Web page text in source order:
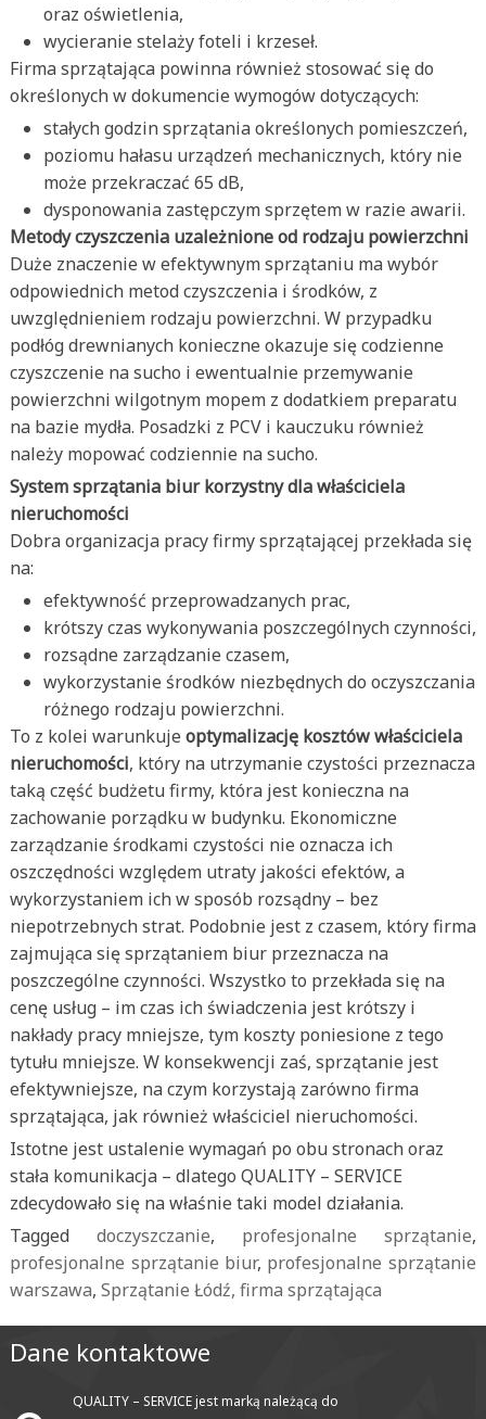
oraz oświetlenia,
wycieranie stelaży foteli i krzeseł.
Firma sprzątająca powinna również stosować się do
określonych w dokumencie wymogów dotyczących:
stałych godzin sprzątania określonych pomieszczeń,
poziomu hałasu urządzeń mechanicznych, który nie
może przekraczać 65 dB,
dysponowania zastępczym sprzętem w razie awarii.
Metody czyszczenia uzależnione od rodzaju powierzchni
Duże znaczenie w efektywnym sprzątaniu ma wybór
odpowiednich metod czyszczenia i środków, z
uwzględnieniem rodzaju powierzchni. W przypadku
podłóg drewnianych konieczne okazuje się codzienne
czyszczenie na sucho i ewentualnie przemywanie
powierzchni wilgotnym mopem z dodatkiem preparatu
na bazie mydła. Posadzki z PCV i kauczuku również
należy mopować codziennie na sucho.
System sprzątania biur korzystny dla właściciela
nieruchomości
Dobra organizacja pracy firmy sprzątającej przekłada się
na:
efektywność przeprowadzanych prac,
krótszy czas wykonywania poszczególnych czynności,
rozsądne zarządzanie czasem,
wykorzystanie środków niezbędnych do oczyszczania
różnego rodzaju powierzchni.
To z kolei warunkuje optymalizację kosztów właściciela
nieruchomości, który na utrzymanie czystości przeznacza
taką część budżetu firmy, która jest konieczna na
zachowanie porządku w budynku. Ekonomiczne
zarządzanie środkami czystości nie oznacza ich
oszczędności względem utraty jakości efektów, a
wykorzystaniem ich w sposób rozsądny – bez
niepotrzebnych strat. Podobnie jest z czasem, który firma
zajmująca się sprzątaniem biur przeznacza na
poszczególne czynności. Wszystko to przekłada się na
cenę usług – im czas ich świadczenia jest krótszy i
nakłady pracy mniejsze, tym koszty poniesione z tego
tytułu mniejsze. W konsekwencji zaś, sprzątanie jest
efektywniejsze, na czym korzystają zarówno firma
sprzątająca, jak również właściciel nieruchomości.
Istotne jest ustalenie wymagań po obu stronach oraz
stała komunikacja – dlatego QUALITY – SERVICE
zdecydowało się na właśnie taki model działania.
Tagged doczyszczanie, profesjonalne sprzątanie,
profesjonalne sprzątanie biur, profesjonalne sprzątanie
warszawa, Sprzątanie Łódź, firma sprzątająca
Dane kontaktowe
QUALITY – SERVICE jest marką należącą do